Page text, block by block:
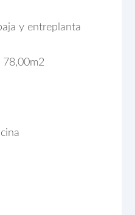
y entreplanta
78,00m2